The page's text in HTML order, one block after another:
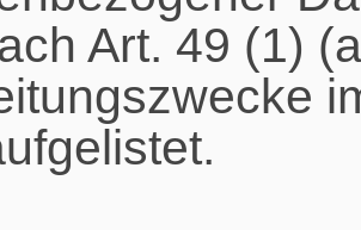
Art. 49 (1)